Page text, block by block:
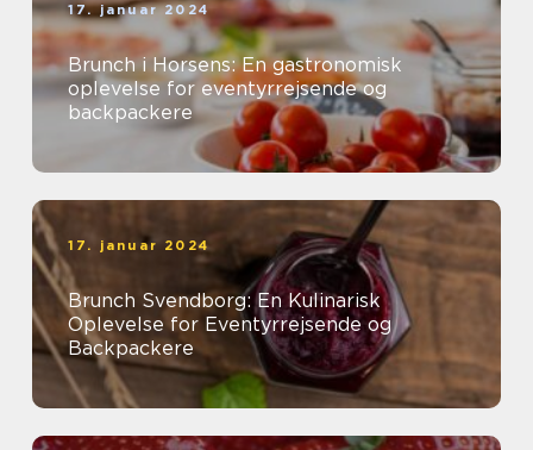
17. januar 2024
Brunch i Horsens: En gastronomisk
oplevelse for eventyrrejsende og
backpackere
17. januar 2024
Brunch Svendborg: En Kulinarisk
Oplevelse for Eventyrrejsende og
Backpackere